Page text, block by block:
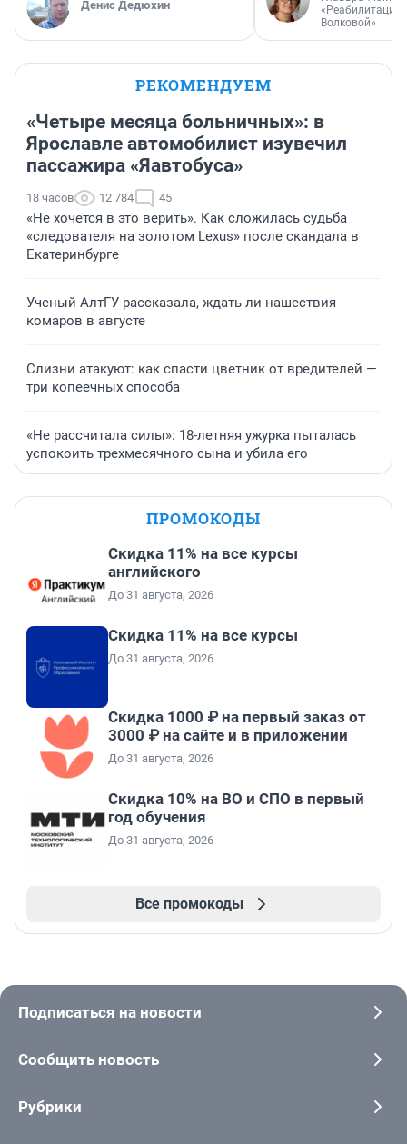
Денис Дедюхин
«Реабилитация
Волковой»
РЕКОМЕНДУЕМ
«Четыре месяца больничных»: в
Ярославле автомобилист изувечил
пассажира «Яавтобуса»
18 часов 12 784 45
«Не хочется в это верить». Как сложилась судьба
«следователя на золотом Lexus» после скандала в
Екатеринбурге
Ученый АлтГУ рассказала, ждать ли нашествия
комаров в августе
Слизни атакуют: как спасти цветник от вредителей —
три копеечных способа
«Не рассчитала силы»: 18-летняя ужурка пыталась
успокоить трехмесячного сына и убила его
ПРОМОКОДЫ
Скидка 11% на все курсы
английского
До 31 августа, 2026
Скидка 11% на все курсы
До 31 августа, 2026
Скидка 1000 ₽ на первый заказ от
3000 ₽ на сайте и в приложении
До 31 августа, 2026
Скидка 10% на ВО и СПО в первый
год обучения
До 31 августа, 2026
Все промокоды
Подписаться на новости
Сообщить новость
Рубрики